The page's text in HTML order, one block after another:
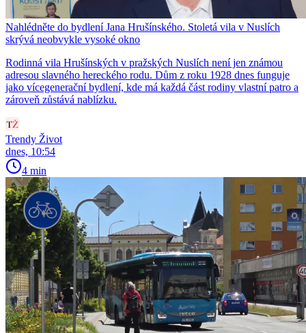
Nahlédněte do bydlení Jana Hrušínského. Stoletá vila v Nuslích
skrývá neobvykle vysoké okno
Rodinná vila Hrušínských v pražských Nuslích není jen známou
adresou slavného hereckého rodu. Dům z roku 1928 dnes funguje
jako vícegenerační bydlení, kde má každá část rodiny vlastní patro a
zároveň zůstává nablízku.
Trendy Život
dnes, 10:54
4 min